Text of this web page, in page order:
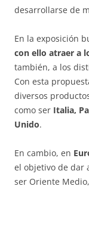
desarrollarse de
En la exposición
con ello atraer a
también, a los
Con esta
diversos
como ser Italia,
Unido.
En cambio, en
el objetivo de dar
ser Oriente